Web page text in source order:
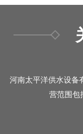
河南太平洋供水设备
营范围包